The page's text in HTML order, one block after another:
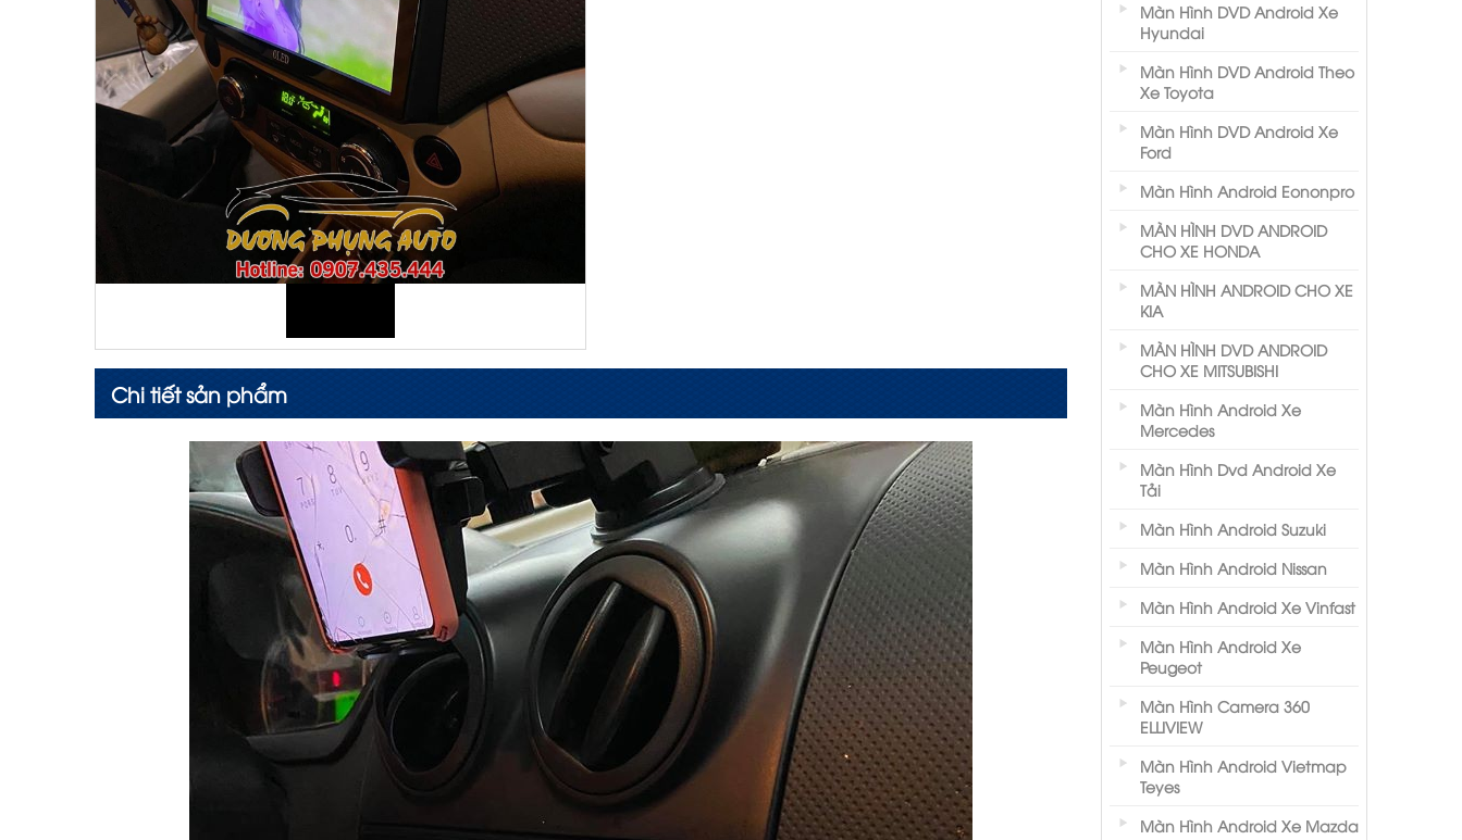
Chi tiết sản phẩm
Màn Hình DVD Android Xe
Hyundai
Màn Hình DVD Android Theo
Xe Toyota
Màn Hình DVD Android Xe
Ford
Màn Hình Android Eononpro
MÀN HÌNH DVD ANDROID
CHO XE HONDA
MÀN HÌNH ANDROID CHO XE
KIA
MÀN HÌNH DVD ANDROID
CHO XE MITSUBISHI
Màn Hình Android Xe
Mercedes
Màn Hình Dvd Android Xe
Tải
Màn Hình Android Suzuki
Màn Hình Android Nissan
Màn Hình Android Xe Vinfast
Màn Hình Android Xe
Peugeot
Màn Hình Camera 360
ELLIVIEW
Màn Hình Android Vietmap
Teyes
Màn Hình Android Xe Mazda